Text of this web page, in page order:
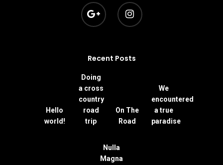
Recent Posts
Hello
world!
Doing
a cross
country
road
trip
On The
Road
We
encountered
a true
paradise
Nulla
Magna